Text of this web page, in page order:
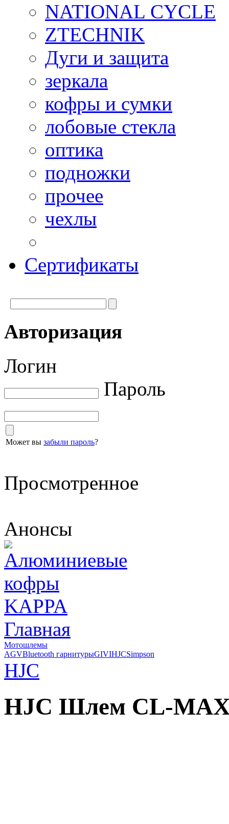
NATIONAL CYCLE
ZTECHNIK
Дуги и защита
зеркала
кофры и сумки
лобовые стекла
оптика
подножки
прочее
чехлы
Сертификаты
Авторизация
Логин
Пароль
Может вы забыли пароль?
Просмотренное
Анонсы
Главная
Мотошлемы
AGVBluetooth гарнитурыGIVIHJCSimpson
HJC
HJC Шлем CL-